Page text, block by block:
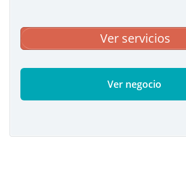
Ver servicios
Ver negocio